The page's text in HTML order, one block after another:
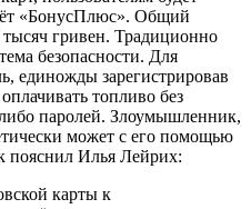
«БонусПлюс». Общий
гривен. Традиционно
безопасности. Для
единожды зарегистрировав
топливо без
паролей. Злоумышленник,
может с его помощью
пояснил Илья Лейрих:
карты к